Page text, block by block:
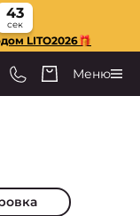
42
сек
LITO2026🎁
Меню